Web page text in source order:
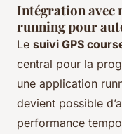
Intégration avec
running pour
Le suivi GPS
central pour la
une application
devient possible
performance